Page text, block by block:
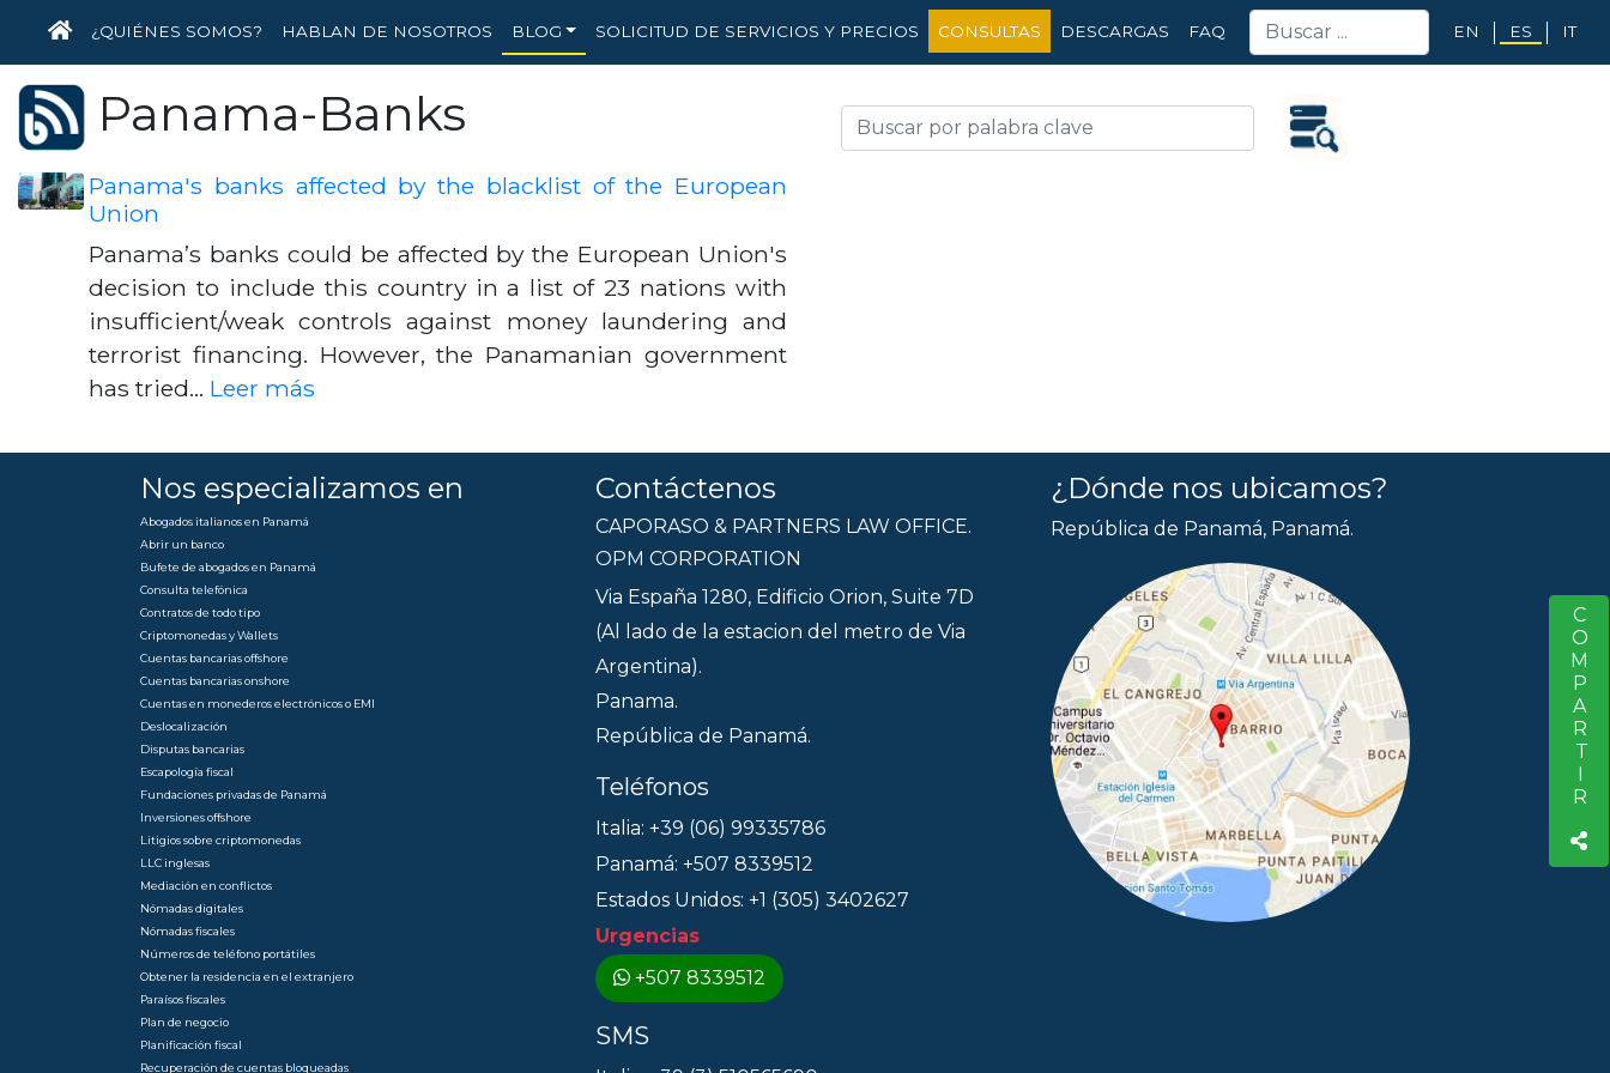
INICIO
¿QUIÉNES SOMOS? HABLAN DE NOSOTROS BLOG SOLICITUD DE SERVICIOS Y PRECIOS CONSULTAS DESCARGAS FAQ EN ES IT
Panama-Banks
Panama's banks affected by the blacklist of the European
Union
Panama’s banks could be affected by the European Union's
decision to include this country in a list of 23 nations with
insufficient/weak controls against money laundering and
terrorist financing. However, the Panamanian government
has tried… Leer más
COMPARTIR
Nos especializamos en
Abogados italianos en Panamá
Abrir un banco
Bufete de abogados en Panamá
Consulta telefónica
Contratos de todo tipo
Criptomonedas y Wallets
Cuentas bancarias offshore
Cuentas bancarias onshore
Cuentas en monederos electrónicos o EMI
Deslocalización
Disputas bancarias
Escapología fiscal
Fundaciones privadas de Panamá
Inversiones offshore
Litigios sobre criptomonedas
LLC inglesas
Mediación en conflictos
Nómadas digitales
Nómadas fiscales
Números de teléfono portátiles
Obtener la residencia en el extranjero
Paraísos fiscales
Plan de negocio
Planificación fiscal
Recuperación de cuentas bloqueadas
Contáctenos
CAPORASO & PARTNERS LAW OFFICE.
OPM CORPORATION
Via España 1280, Edificio Orion, Suite 7D
(Al lado de la estacion del metro de Via
Argentina).
Panama.
República de Panamá.
Teléfonos
Italia: +39 (06) 99335786
Panamá: +507 8339512
Estados Unidos: +1 (305) 3402627
Urgencias
+507 8339512
SMS
¿Dónde nos ubicamos?
República de Panamá, Panamá.